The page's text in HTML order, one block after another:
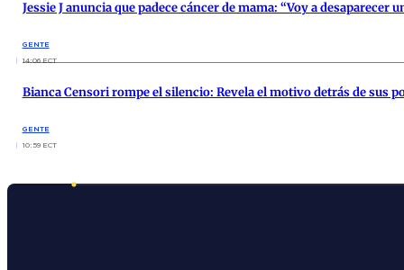
Jessie J anuncia que padece cáncer de mama: “Voy a desaparecer
GENTE
14:06 ECT
Bianca Censori rompe el silencio: Revela el motivo detrás de sus
GENTE
10:59 ECT